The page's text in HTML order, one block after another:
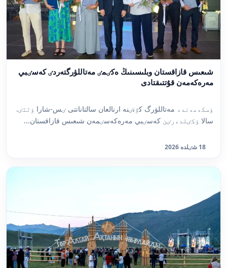
شىعىس قازاقستان وبلىسىنىڭ ەكٸمٸ مەتاللۋرگتەردٸ كەسٸبي
مەرەكەمەن قۇتتىقتادى
ٶسكەمەندە مەتاللۋرگ كٷنٸنە ارنالعان سالتاناتتى ٸس-شارا ٶتتٸ.
سالا ٶكٸلدەرٸن كەسٸبي مەرەكەسٸمەن شىعىس قازاقستان...
18 شٸلدە 2026